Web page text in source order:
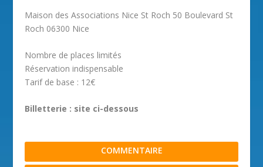
Maison des Associations Nice St Roch 50 Boulevard St
Roch 06300 Nice
Nombre de places limités
Réservation indispensable
Tarif de base : 12€
Billetterie : site ci-dessous
COMMENTAIRE